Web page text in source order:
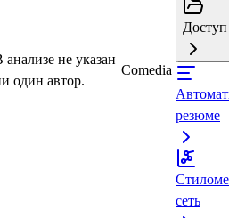
анализе не указан
один автор.
Comedia
Доступ
резюме
сеть